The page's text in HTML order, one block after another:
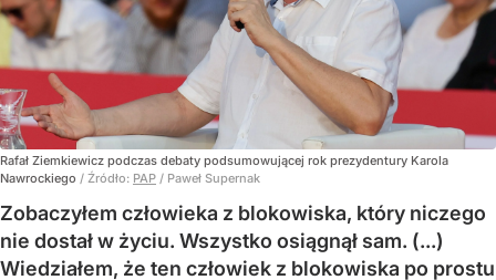
Rafał Ziemkiewicz podczas debaty podsumowującej rok prezydentury Karola
Nawrockiego / Źródło: PAP / Paweł Supernak
Zobaczyłem człowieka z blokowiska, który niczego
nie dostał w życiu. Wszystko osiągnął sam. (...)
Wiedziałem, że ten człowiek z blokowiska po prostu